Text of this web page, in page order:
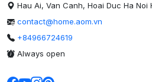
Hau Ai, Van Canh, Hoai Duc Ha Noi
contact@home.aom.vn
+84966724619
Always open